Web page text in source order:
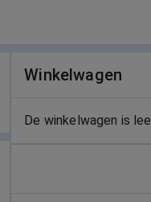
Winkelwagen
De winkelwagen is